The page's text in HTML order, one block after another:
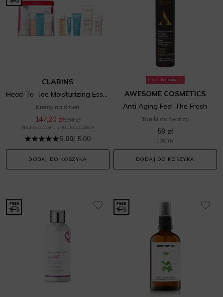
CLARINS
Head-To-Toe Moisturizing Essentials Set
Kremy na dzień
147,20 zł184 zł
Najniższa cena z 30 dni: 141,68 zł
5.00/ 5.00
DODAJ DO KOSZYKA
PREZENT GRATIS
AWESOME COSMETICS
Anti Aging Feel The Fresh
Toniki do twarzy
59 zł
100 ml
DODAJ DO KOSZYKA